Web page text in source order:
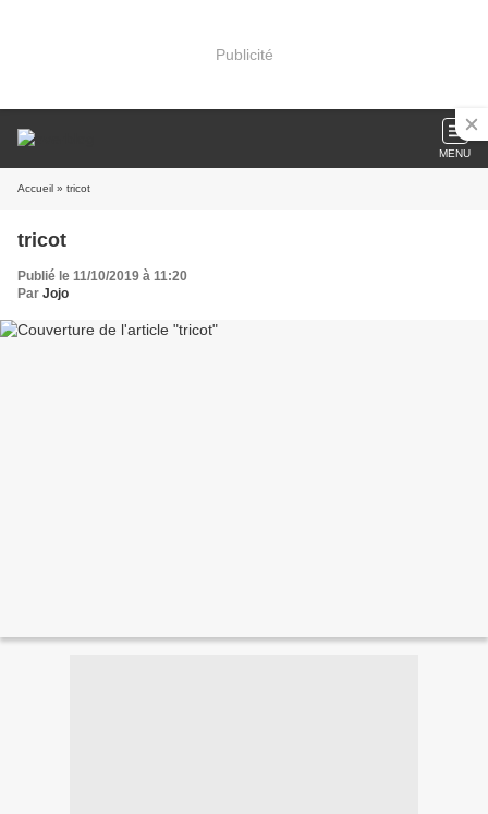
Publicité
MENU
Accueil » tricot
tricot
Publié le 11/10/2019 à 11:20
Par Jojo